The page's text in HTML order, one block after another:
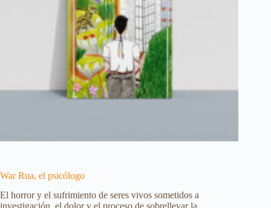
War Rua, el psicólogo
El horror y el sufrimiento de seres vivos sometidos a